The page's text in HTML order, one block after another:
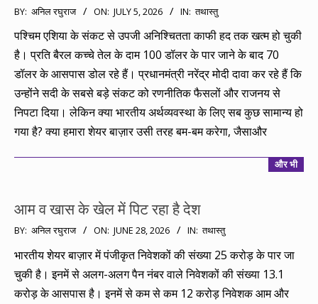
2026-
07-
05
BY: अनिल रघुराज ON: JULY 5, 2026 IN: तथास्तु
पश्चिम एशिया के संकट से उपजी अनिश्चितता काफी हद तक खत्म हो चुकी
है। प्रति बैरल कच्चे तेल के दाम 100 डॉलर के पार जाने के बाद 70
डॉलर के आसपास डोल रहे हैं। प्रधानमंत्री नरेंद्र मोदी दावा कर रहे हैं कि
उन्होंने सदी के सबसे बड़े संकट को रणनीतिक फैसलों और राजनय से
निपटा दिया। लेकिन क्या भारतीय अर्थव्यवस्था के लिए सब कुछ सामान्य हो
गया है? क्या हमारा शेयर बाज़ार उसी तरह बम-बम करेगा, जैसाऔर
और भी
आम व खास के खेल में पिट रहा है देश
2026-
BY: अनिल रघुराज ON: JUNE 28, 2026 IN: तथास्तु
भारतीय शेयर बाज़ार में पंजीकृत निवेशकों की संख्या 25 करोड़ के पार जा
चुकी है। इनमें से अलग-अलग पैन नंबर वाले निवेशकों की संख्या 13.1
करोड़ के आसपास है। इनमें से कम से कम 12 करोड़ निवेशक आम और